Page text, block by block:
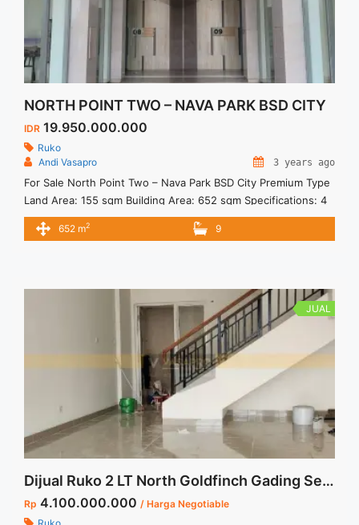
NORTH POINT TWO – NAVA PARK BSD CITY
IDR 19.950.000.000
Ruko
Andi Vasapro
3 years ago
For Sale North Point Two – Nava Park BSD City Premium Type
Land Area: 155 sqm Building Area: 652 sqm Specifications: 4
Levels + 1 Basement 4 Meters Ceilings for Ground & First
Floor 3 Meters Ceilings for Second & Third Floor Pantry and
CITY" class="read-more"
href="https://vasapro.com/property/north-point-two-nava-
park-bsd-city/" aria-label="Read more about NORTH POINT
TWO – NAVA PARK BSD CITY">Read more</a>
652 m2 9
JUAL
Dijual Ruko 2 LT North Goldfinch Gading Serpong
Rp 4.100.000.000 / Harga Negotiable
Ruko